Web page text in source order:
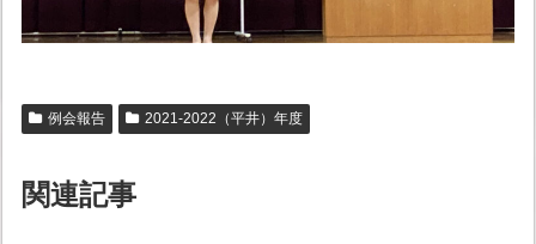
例会報告 2021-2022（平井）年度
関連記事